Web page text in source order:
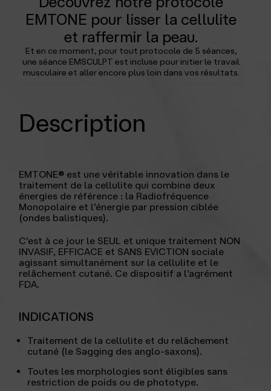
EMTONE pour lisser la cellulite
et raffermir la peau.
Et en ce moment, pour tout protocole de 5 séances,
une séance EMSCULPT est incluse pour initier le travail
musculaire et aller encore plus loin dans vos résultats.
Description
EMTONE® est une véritable innovation dans le
traitement de la cellulite qui combine deux
énergies de référence : la Radiofréquence
Monopolaire et l’énergie par pression ciblée
(ondes balistiques).
C’est à ce jour le SEUL et unique traitement NON
INVASIF, EFFICACE et SANS EVICTION sociale
agissant simultanément sur la cellulite et le
relâchement cutané. Ce dispositif a l’agrément
FDA.
INDICATIONS
Traitement de la cellulite et du relâchement
cutané (le Sagging des anglo-saxons).
Toutes les morphologies sont éligibles sans
restriction de poids ou de phototype.